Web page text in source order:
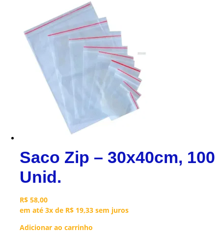
Saco Zip – 30x40cm, 100
Unid.
R$ 58,00
em até 3x de R$ 19,33 sem juros
Adicionar ao carrinho